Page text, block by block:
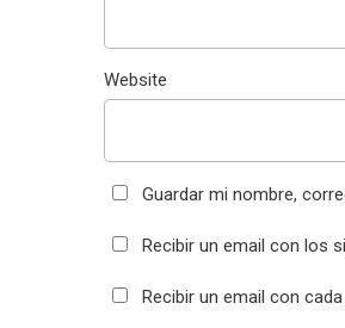
Website
Guardar mi nombre,
Recibir un email con los
Recibir un email con